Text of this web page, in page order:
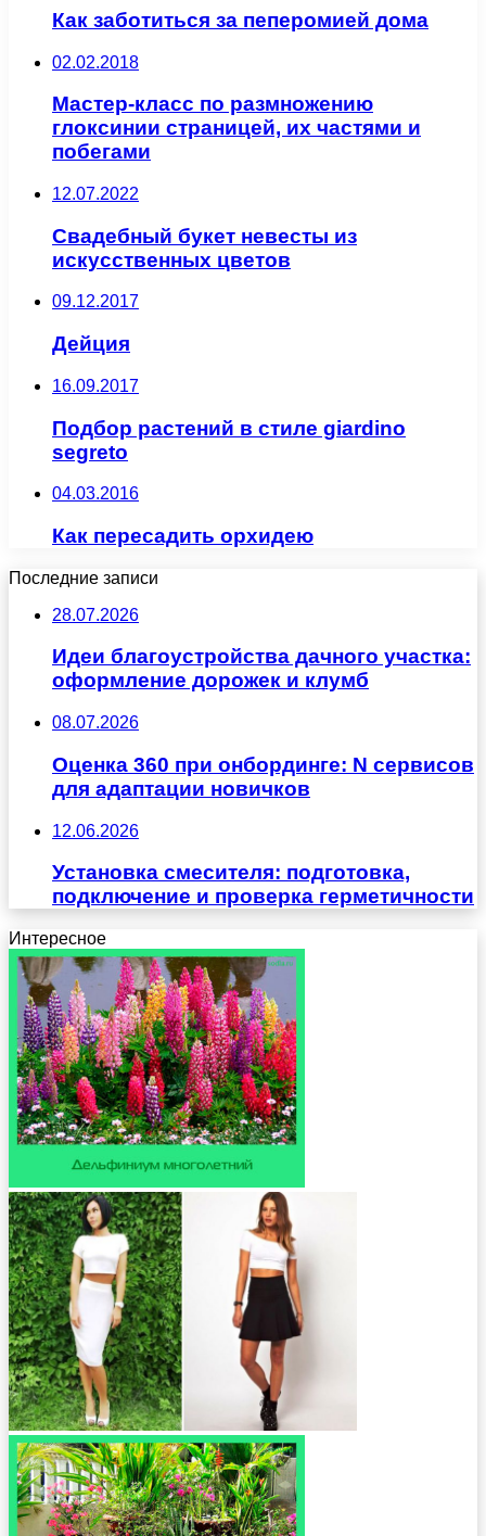
Как заботиться за пеперомией дома
02.02.2018
Мастер-класс по размножению
глоксинии страницей, их частями и
побегами
12.07.2022
Свадебный букет невесты из
искусственных цветов
09.12.2017
Дейция
16.09.2017
Подбор растений в стиле giardino
segreto
04.03.2016
Как пересадить орхидею
Последние записи
28.07.2026
Идеи благоустройства дачного участка:
оформление дорожек и клумб
08.07.2026
Оценка 360 при онбординге: N сервисов
для адаптации новичков
12.06.2026
Установка смесителя: подготовка,
подключение и проверка герметичности
Интересное